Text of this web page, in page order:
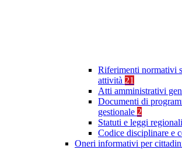
Riferimenti normativi
attività 21
Atti amministrativi
Documenti di
gestionale 2
Statuti e leggi regionali
Codice disciplinare e
Oneri informativi per